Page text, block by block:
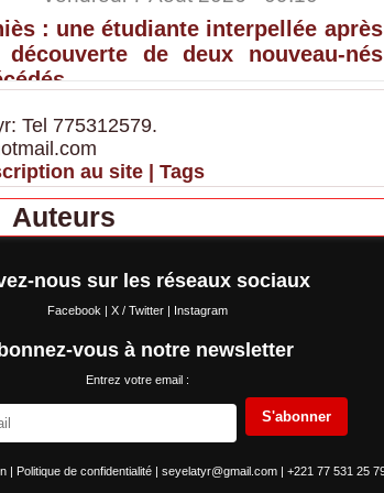
: une étudiante interpellée après
découverte de deux nouveau-nés
Tel 775312579.
au site Tags
Auteurs
nous sur les réseaux sociaux
Facebook | X / Twitter | Instagram
vous à notre newsletter
Entrez votre email :
S'abonner
| Politique de confidentialité | seyelatyr@gmail.com | +221 77 531 25